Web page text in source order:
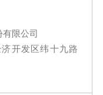
限公司
开发区纬十九路